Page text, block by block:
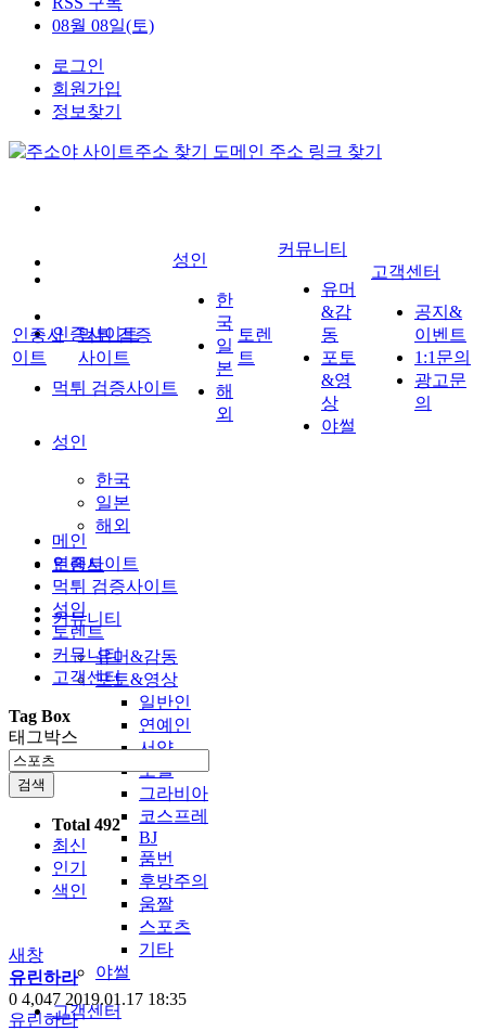
08월 08일(토)
로그인
회원가입
정보찾기
인증사이트
먹튀 검증사이트
성인
한국
일본
해외
토렌트
커뮤니티
유머&감동
포토&영상
일반인
연예인
서양
모델
그라비아
코스프레
BJ
품번
후방주의
움짤
스포츠
기타
야썰
고객센터
인증사
이트
먹튀 검증
사이트
성인
한
국
일
본
해
외
토렌
트
커뮤니티
유머
&감
동
포토
&영
상
야썰
고객센터
공지&
이벤트
1:1문의
광고문
의
메인
인증사이트
먹튀 검증사이트
성인
토렌트
커뮤니티
고객센터
Tag Box
태그박스
검색
Total 492
최신
인기
색인
새창
유린하라
0 4,047 2019.01.17 18:35
유린하라